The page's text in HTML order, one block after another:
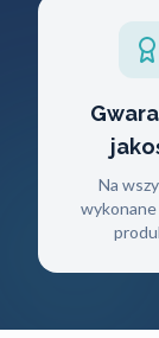
Na
wykonane